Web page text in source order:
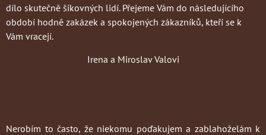
dílo skutečně šikovných lidí. Přejeme Vám do následujícího
období hodně zakázek a spokojených zákazníků, kteří se k
Vám vracejí.
Irena a Miroslav Valovi
Nerobím to často, že niekomu poďakujem a zablahoželám k